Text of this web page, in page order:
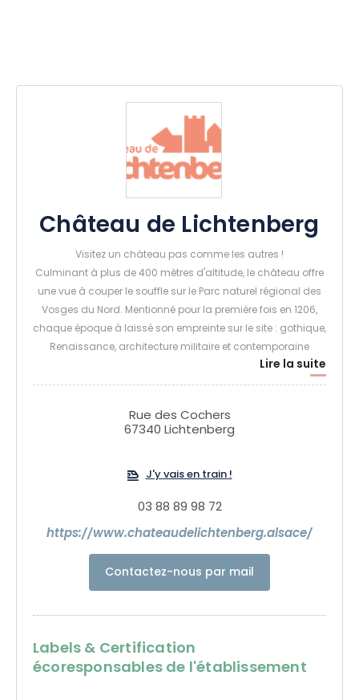
Château de Lichtenberg
Visitez un château pas comme les autres !
Culminant à plus de 400 mètres d'altitude, le château offre
une vue à couper le souffle sur le Parc naturel régional des
Vosges du Nord. Mentionné pour la première fois en 1206,
chaque époque à laissé son empreinte sur le site : gothique,
Renaissance, architecture militaire et contemporaine
s'entremêlent. La saison est marquée par de nombreux
temps forts : chasse aux œufs de Pâques, fête médiévale,
films, ateliers et visites ludiques, soirée d'observation des
Lire la suite
Rue des Cochers
67340 Lichtenberg
J'y vais en train !
03 88 89 98 72
https://www.chateaudelichtenberg.alsace/
Contactez-nous par mail
Labels & Certification
écoresponsables de l'établissement